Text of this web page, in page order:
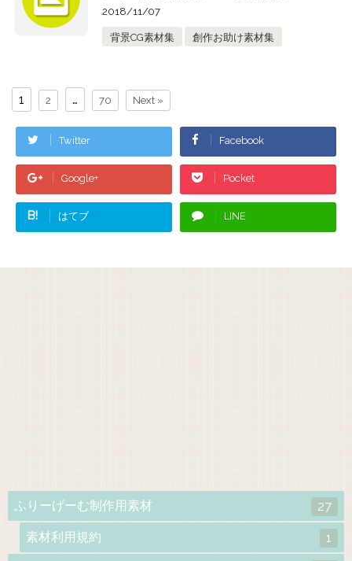
2018/11/07
背景CG素材集 創作お助け素材集
1 2 … 70 Next »
Twitter Facebook
Google+ Pocket
B! はてブ LINE
ふりーげーむ制作用素材 27
素材利用規約 1